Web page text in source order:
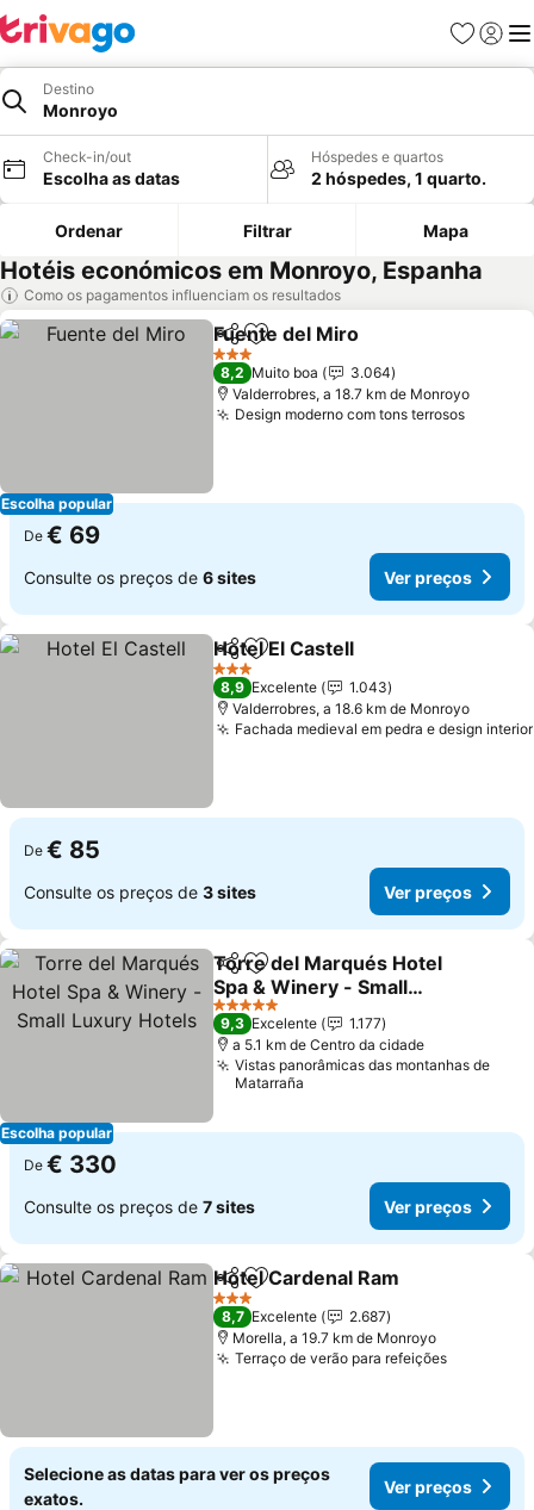
Favoritos
Iniciar
Destino
Monroyo
Check-in/out
Escolha as datas
Hóspedes e quartos
2 hóspedes, 1 quarto.
Ordenar Filtrar Mapa
Hotéis económicos em Monroyo, Espanha
Como os pagamentos influenciam os resultados
Escolha popular
PartilharAdicionar aos favoritos
Fuente del Miro
3 Estrelas
8,2 Muito boa
3.064
Valderrobres, a 18.7 km de Monroyo
Design moderno com tons terrososVer
De € 69
Consulte os preços de 6 sites Ver preços
PartilharAdicionar aos favoritos
Hotel El Castell
3 Estrelas
8,9 Excelente
1.043
Valderrobres, a 18.6 km de Monroyo
Fachada medieval em pedra e design interior
De € 85
Consulte os preços de 3 sites Ver preços
Escolha popular
PartilharAdicionar aos favoritos
Torre del Marqués Hotel
Spa & Winery - Small
Luxury Hotels
Ver preços
5 Estrelas
9,3 Excelente
1.177
a 5.1 km de Centro da cidade
Vistas panorâmicas das montanhas de
Matarraña
De € 330
Consulte os preços de 7 sites Ver preços
PartilharAdicionar aos favoritos
Hotel Cardenal Ram
3 Estrelas
8,7 Excelente
2.687
Morella, a 19.7 km de Monroyo
Terraço de verão para refeiçõesVer
Selecione as datas para ver os preços
exatos.
Ver preços